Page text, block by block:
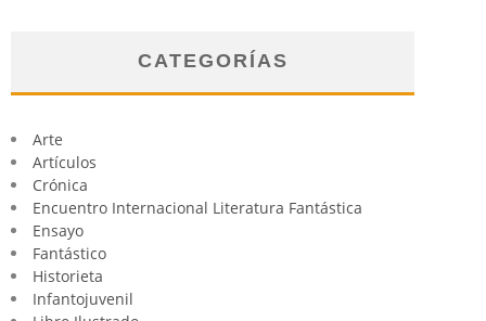
CATEGORÍAS
Arte
Artículos
Crónica
Encuentro Internacional Literatura Fantástica
Ensayo
Fantástico
Historieta
Infantojuvenil